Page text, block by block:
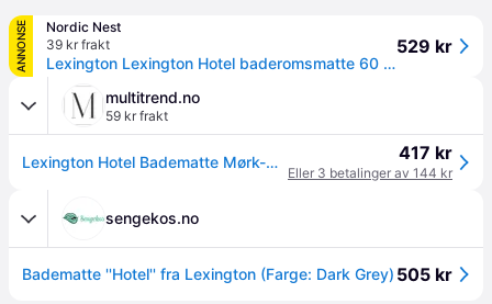
ANNONSE
Nordic Nest
39 kr frakt
Lexington Lexington Hotel baderomsmatte 60 x 90 cm Dark grey
529 kr
multitrend.no
59 kr frakt
Lexington Hotel Badematte Mørk-Grå 60x90 (588-10082202-dkgray) 417 kr
Eller 3 betalinger av 144 kr
sengekos.no
Badematte ''Hotel'' fra Lexington (Farge: Dark Grey) 505 kr